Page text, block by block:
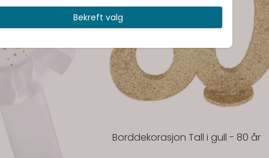
Borddekorasjon Tall i gull - 80 år
På lager
Bekreft valg